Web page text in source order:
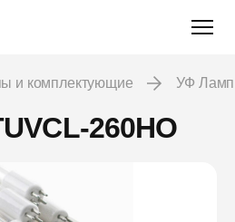
и комплектующие УФ
260HO